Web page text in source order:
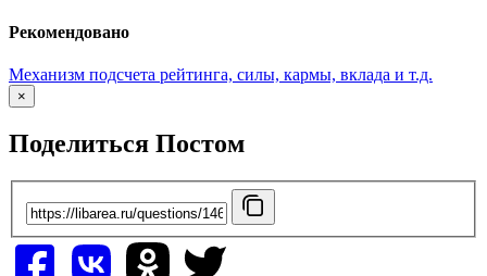
Рекомендовано
Механизм подсчета рейтинга, силы, кармы, вклада и т.д.
×
Поделиться Постом